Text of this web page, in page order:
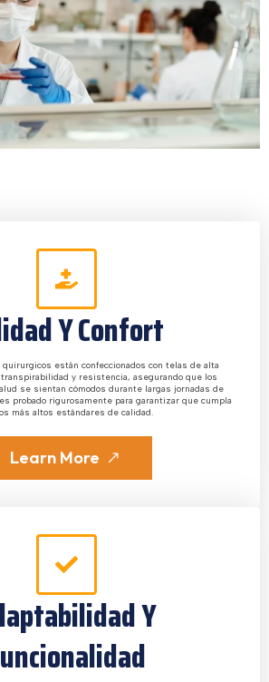
Y Confort
están confeccionados con telas de alta
y resistencia, asegurando que los
se sientan cómodos durante largas jornadas de
probado rigurosamente para garantizar que cumpla
más altos estándares de calidad.
Learn More
Y